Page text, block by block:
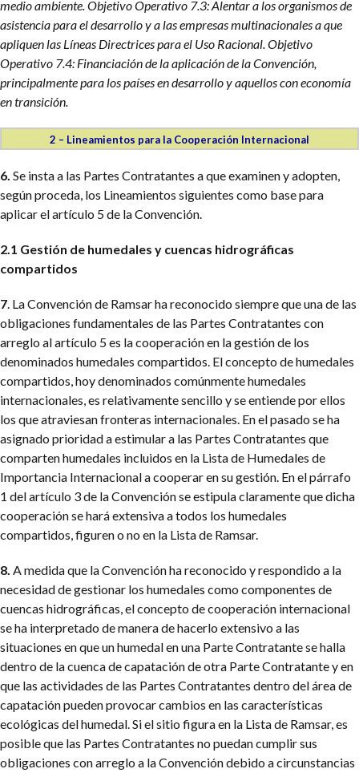
medio ambiente.Objetivo Operativo 7.3: Alentar a los organismos de
asistencia para el desarrollo y a las empresas multinacionales a que
apliquen las Líneas Directrices para el Uso Racional.Objetivo
Operativo 7.4: Financiación de la aplicación de la Convención,
principalmente para los países en desarrollo y aquellos con economía
en transición.
2 – Lineamientos para la Cooperación Internacional
6. Se insta a las Partes Contratantes a que examinen y adopten,
según proceda, los Lineamientos siguientes como base para
aplicar el artículo 5 de la Convención.
2.1 Gestión de humedales y cuencas hidrográficas
compartidos
7. La Convención de Ramsar ha reconocido siempre que una de las
obligaciones fundamentales de las Partes Contratantes con
arreglo al artículo 5 es la cooperación en la gestión de los
denominados humedales compartidos. El concepto de humedales
compartidos, hoy denominados comúnmente humedales
internacionales, es relativamente sencillo y se entiende por ellos
los que atraviesan fronteras internacionales. En el pasado se ha
asignado prioridad a estimular a las Partes Contratantes que
comparten humedales incluidos en la Lista de Humedales de
Importancia Internacional a cooperar en su gestión. En el párrafo
1 del artículo 3 de la Convención se estipula claramente que dicha
cooperación se hará extensiva a todos los humedales
compartidos, figuren o no en la Lista de Ramsar.
8. A medida que la Convención ha reconocido y respondido a la
necesidad de gestionar los humedales como componentes de
cuencas hidrográficas, el concepto de cooperación internacional
se ha interpretado de manera de hacerlo extensivo a las
situaciones en que un humedal en una Parte Contratante se halla
dentro de la cuenca de capatación de otra Parte Contratante y en
que las actividades de las Partes Contratantes dentro del área de
capatación pueden provocar cambios en las características
ecológicas del humedal. Si el sitio figura en la Lista de Ramsar, es
posible que las Partes Contratantes no puedan cumplir sus
obligaciones con arreglo a la Convención debido a circunstancias